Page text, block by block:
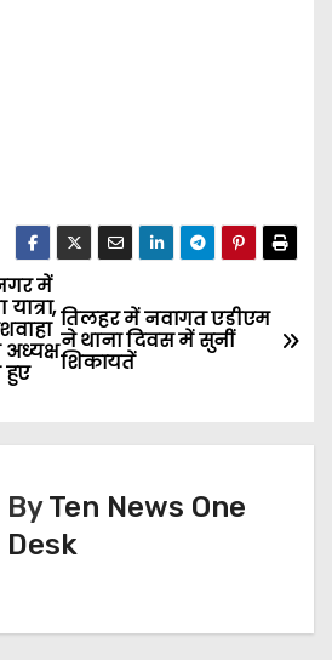
तिलहर में नवागत एडीएम
ने थाना दिवस में सुनीं
शिकायतें
में
हुए
ByTen News One
Desk